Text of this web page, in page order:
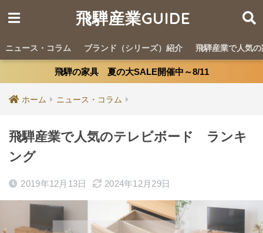
飛騨産業GUIDE
ニュース・コラム ブランド（シリーズ）紹介 飛騨産業で人気の
飛騨の家具 夏の大SALE開催中～8/11
ホーム ニュース・コラム
飛騨産業で人気のテレビボード ランキ
ング
2019年12月13日 2024年12月29日